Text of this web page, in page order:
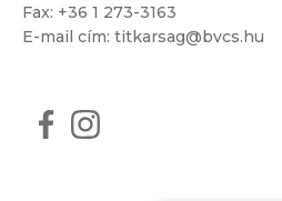
Fax: +36 1 273-3163
E-mail cím: titkarsag@bvcs.hu